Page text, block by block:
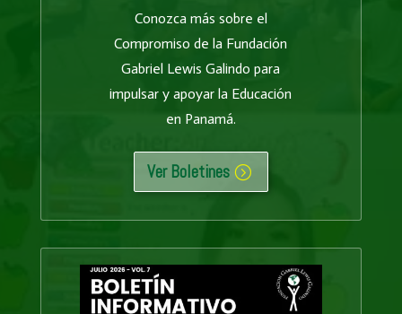
Conozca más sobre el
Compromiso de la Fundación
Gabriel Lewis Galindo para
impulsar y apoyar la Educación
en Panamá.
Ver Boletines